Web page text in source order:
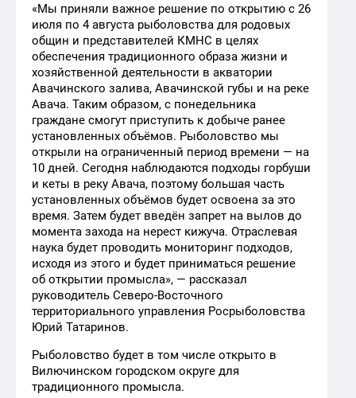
«Мы приняли важное решение по открытию с 26
июля по 4 августа рыболовства для родовых
общин и представителей КМНС в целях
обеспечения традиционного образа жизни и
хозяйственной деятельности в акватории
Авачинского залива, Авачинской губы и на реке
Авача. Таким образом, с понедельника
граждане смогут приступить к добыче ранее
установленных объёмов. Рыболовство мы
открыли на ограниченный период времени — на
10 дней. Сегодня наблюдаются подходы горбуши
и кеты в реку Авача, поэтому большая часть
установленных объёмов будет освоена за это
время. Затем будет введён запрет на вылов до
момента захода на нерест кижуча. Отраслевая
наука будет проводить мониторинг подходов,
исходя из этого и будет приниматься решение
об открытии промысла», — рассказал
руководитель Северо-Восточного
территориального управления Росрыболовства
Юрий Татаринов.
Рыболовство будет в том числе открыто в
Вилючинском городском округе для
традиционного промысла.